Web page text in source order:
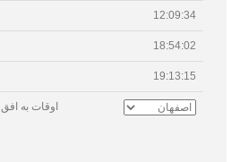
12:09:34
18:54:02
19:13:15
اوقات به افق